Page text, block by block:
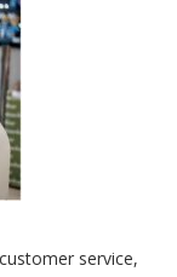
service,